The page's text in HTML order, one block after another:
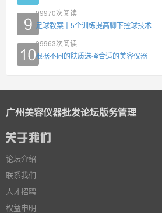
99970次阅读
足球教案丨5个训练提高脚下控球技术
99963次阅读
根据不同的肤质选择合适的美容仪器
广州美容仪器批发论坛版务管理
论坛介绍
联系我们
人才招聘
权益申明